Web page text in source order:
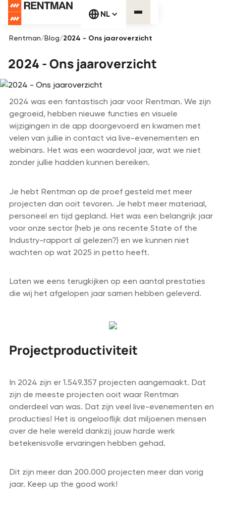
NL
Rentman/Blog/2024 - Ons jaaroverzicht
2024 - Ons jaaroverzicht
2024 was een fantastisch jaar voor Rentman. We zijn
gegroeid, hebben nieuwe functies en visuele
wijzigingen in de app doorgevoerd en kwamen met
velen van jullie in contact via live-evenementen en
webinars. Het was een waardevol jaar, wat we niet
zonder jullie hadden kunnen bereiken.
Je hebt Rentman op de proef gesteld met meer
projecten dan ooit tevoren. Je hebt meer materiaal,
personeel en tijd gepland. Het was een belangrijk jaar
voor onze sector (heb je ons recente State of the
Industry-rapport al gelezen?) en we kunnen niet
wachten op wat 2025 in petto heeft.
Laten we eens terugkijken op een aantal prestaties
die wij het afgelopen jaar samen hebben geleverd.
Projectproductiviteit
In 2024 zijn er 1.549.357 projecten aangemaakt. Dat
zijn de meeste projecten ooit waar Rentman
onderdeel van was. Dat zijn veel live-evenementen en
producties! Het is ongelooflijk dat miljoenen mensen
over de hele wereld dankzij jouw harde werk
betekenisvolle ervaringen hebben gehad.
Dit zijn meer dan 200.000 projecten meer dan vorig
jaar. Keep up the good work!